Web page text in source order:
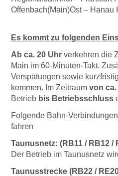
Offenbach(Main)Ost – Hanau
Es kommt zu folgenden
Ab ca. 20 Uhr verkehren die
Main im 60-Minuten-Takt.
Verspätungen sowie
kommen. Im Zeitraum von ca.
Betrieb bis Betriebsschluss
Folgende Bahn-
fahren
Taunusnetz: (RB11 / RB12 /
Der Betrieb im Taunusnetz
Taunusstrecke (RB22 /